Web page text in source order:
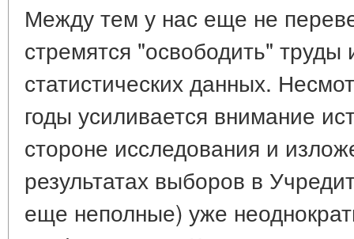
Между тем у нас еще не
стремятся "освободить" труды
статистических данных.
годы усиливается внимание
стороне исследования и
результатах выборов в
еще неполные) уже